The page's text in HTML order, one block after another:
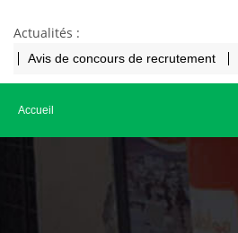
Actualités :
Avis de concours de recrutement
Accueil